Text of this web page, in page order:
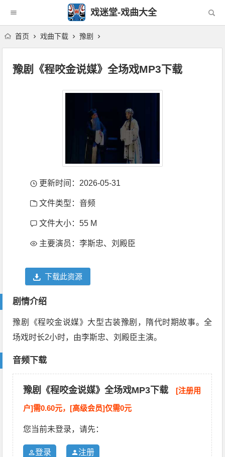
戏迷堂-戏曲大全
首页 戏曲下载 豫剧
豫剧《程咬金说媒》全场戏MP3下载
更新时间：2026-05-31
文件类型：音频
文件大小：55 M
主要演员：李斯忠、刘殿臣
下载此资源
剧情介绍
豫剧《程咬金说媒》大型古装豫剧，隋代时期故事。全
场戏时长2小时，由李斯忠、刘殿臣主演。
音频下载
豫剧《程咬金说媒》全场戏MP3下载 [注册用
户]需0.60元，[高级会员]仅需0元
您当前未登录，请先：
登录 注册